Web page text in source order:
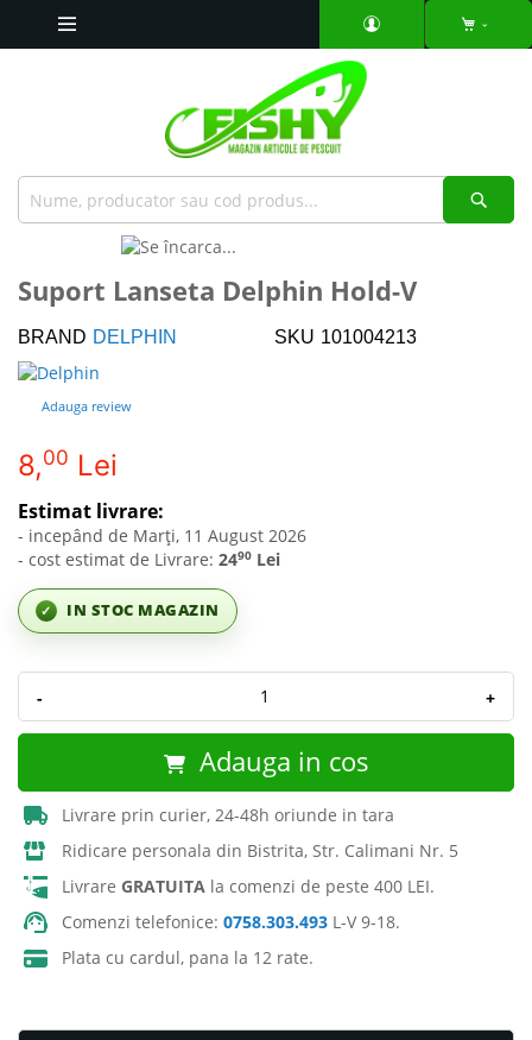
the
of
the
images
gallery
to
beginning
of
the
images
Suport Lanseta Delphin Hold-V
BRAND DELPHIN SKU 101004213
Adauga review
8,00 Lei
✓ IN STOC MAGAZIN
Estimat livrare:
- incepând de Marți, 11 August 2026
- cost estimat de Livrare: 2490 Lei
- +
Adauga in cos
Livrare prin curier, 24-48h oriunde in tara
Ridicare personala din Bistrita, Str. Calimani Nr. 5
Livrare GRATUITA la comenzi de peste 400 LEI.
Comenzi telefonice: 0758.303.493 L-V 9-18.
Plata cu cardul, pana la 12 rate.